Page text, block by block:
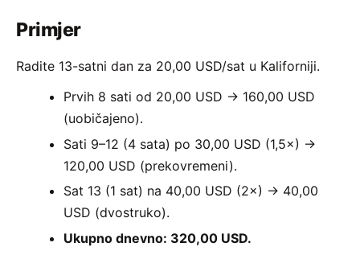
Primjer
Radite 13-satni dan za 20,00 USD/sat u Kaliforniji.
Prvih 8 sati od 20,00 USD → 160,00 USD
(uobičajeno).
Sati 9–12 (4 sata) po 30,00 USD (1,5×) →
120,00 USD (prekovremeni).
Sat 13 (1 sat) na 40,00 USD (2×) → 40,00
USD (dvostruko).
Ukupno dnevno: 320,00 USD.